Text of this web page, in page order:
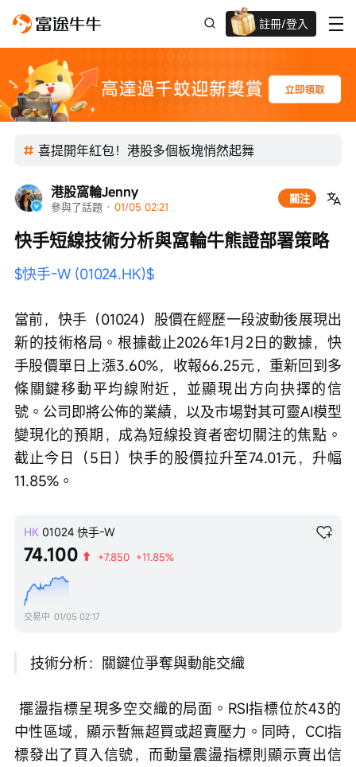
註冊/登入
高達過千蚊獎賞
喜提開年紅包！港股多個板塊悄然起舞
港股窩輪Jenny
參與了話題 · 01/05 02:21
關注
快手短線技術分析與窩輪牛熊證部署策略
$快手-W (01024.HK)$
當前，快手（01024）股價在經歷一段波動後展現出
新的技術格局。根據截止2026年1月2日的數據，快
手股價單日上漲3.60%，收報66.25元，重新回到多
條關鍵移動平均線附近，並顯現出方向抉擇的信
號。公司即將公佈的業績，以及市場對其可靈AI模型
變現化的預期，成為短線投資者密切關注的焦點。
截止今日（5日）快手的股價拉升至74.01元，升幅
11.85%。
HK 01024 快手-W
74.100 +7.850 +11.85%
交易中 01/05 02:17
技術分析：關鍵位爭奪與動能交織
中性區域，顯示暫無超買或超賣壓力。同時，CCI指
標發出了買入信號，而動量震盪指標則顯示賣出信